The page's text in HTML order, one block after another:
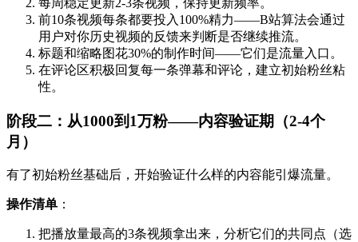
前10条视频每条都要投入100%精力——B站算法会通过
用户对你历史视频的反馈来判断是否继续推流。
标题和缩略图花30%的制作时间——它们是流量入口。
在评论区积极回复每一条弹幕和评论，建立初始粉丝粘
性。
阶段二：从1000到1万粉——内容验证期（2-4个
月）
有了初始粉丝基础后，开始验证什么样的内容能引爆流量。
操作清单 ：
把播放量最高的3条视频拿出来，分析它们的共同点（选